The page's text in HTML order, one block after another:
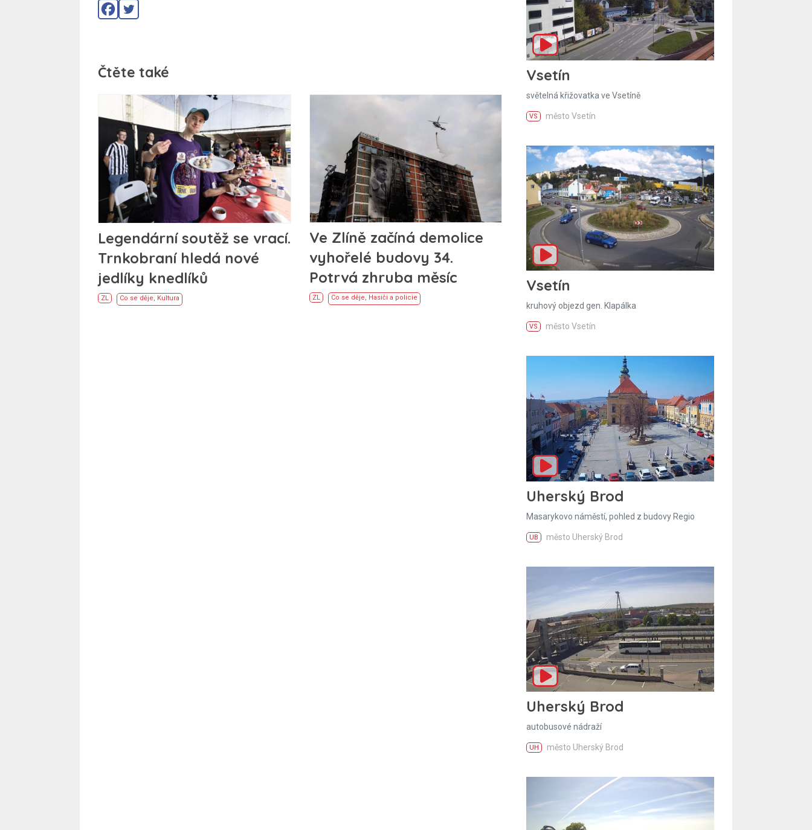
Čtěte také
Legendární soutěž se vrací.
Trnkobraní hledá nové
jedlíky knedlíků
ZL Co se děje, Kultura
Ve Zlíně začíná demolice
vyhořelé budovy 34.
Potrvá zhruba měsíc
ZL Co se děje, Hasiči a policie
Vsetín
světelná křižovatka ve Vsetíně
VS město Vsetín
Vsetín
kruhový objezd gen. Klapálka
VS město Vsetín
Uherský Brod
Masarykovo náměstí, pohled z budovy Regio
UB město Uherský Brod
Uherský Brod
autobusové nádraží
UH město Uherský Brod